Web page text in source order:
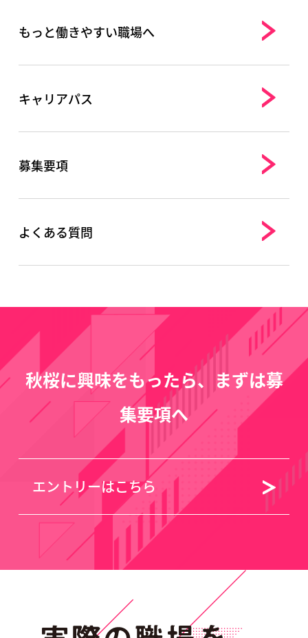
もっと働きやすい職場へ
キャリアパス
募集要項
よくある質問
秋桜に興味をもったら、まずは募
集要項へ
エントリーはこちら